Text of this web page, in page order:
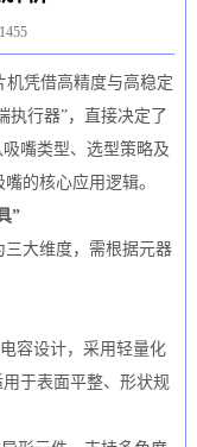
机凭借高精度与高稳定
执行器”，直接决定了
嘴类型、选型策略及
的核心应用逻辑。
”
大维度，需根据元器
容设计，采用轻量化
于表面平整、形状规